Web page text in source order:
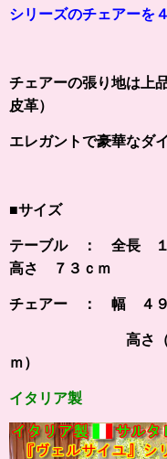
シリーズのチェアーを
チェアーの張り地は上
皮革）
エレガントで豪華なダ
■サイズ
テーブル ： 全長
高さ ７３ｃｍ
チェアー ： 幅 ４
高さ（座面ま
ｍ）
イタリア製